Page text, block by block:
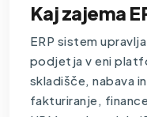
Kaj zajema
ERP sistem
podjetja v eni
skladišče, nabava
fakturiranje,